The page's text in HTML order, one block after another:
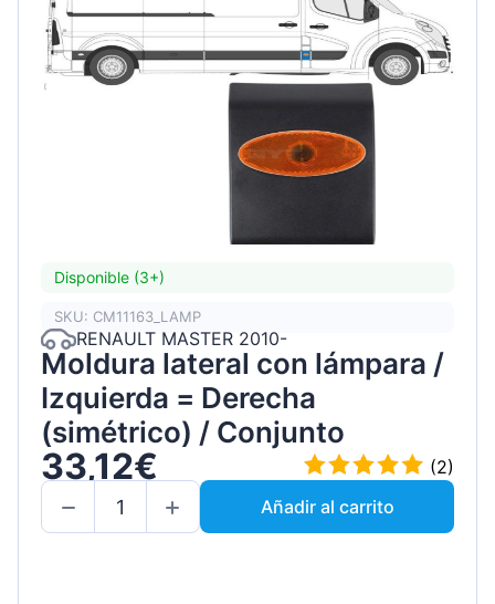
Disponible (3+)
SKU: CM11163_LAMP
RENAULT MASTER 2010-
Moldura lateral con lámpara /
Izquierda = Derecha
(simétrico) / Conjunto
33,12€
(2)
Añadir al carrito